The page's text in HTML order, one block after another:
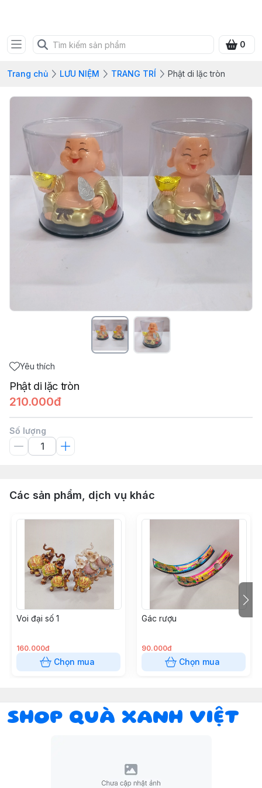
0
Trang chủ LƯU NIỆM TRANG TRÍ Phật di lặc tròn
Yêu thích
Phật di lặc tròn
210.000đ
Số lượng
Các sản phẩm, dịch vụ khác
Voi đại số 1
160.000đ
Chọn mua
Gác rượu
90.000đ
Chọn mua
SHOP QUÀ XANH VIỆT